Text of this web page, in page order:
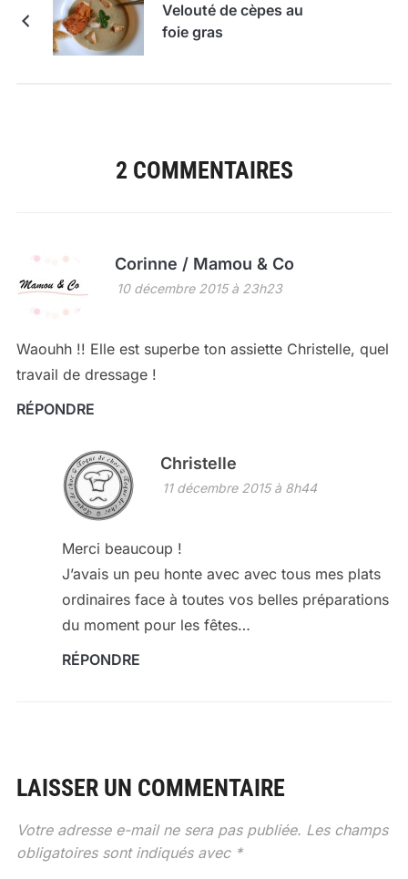
Velouté de cèpes au
foie gras
2 COMMENTAIRES
Corinne / Mamou & Co
10 décembre 2015 à 23h23
Waouhh !! Elle est superbe ton assiette Christelle, quel
travail de dressage !
RÉPONDRE
Christelle
11 décembre 2015 à 8h44
Merci beaucoup !
J’avais un peu honte avec avec tous mes plats
ordinaires face à toutes vos belles préparations
du moment pour les fêtes…
RÉPONDRE
LAISSER UN COMMENTAIRE
Votre adresse e-mail ne sera pas publiée. Les champs
obligatoires sont indiqués avec *